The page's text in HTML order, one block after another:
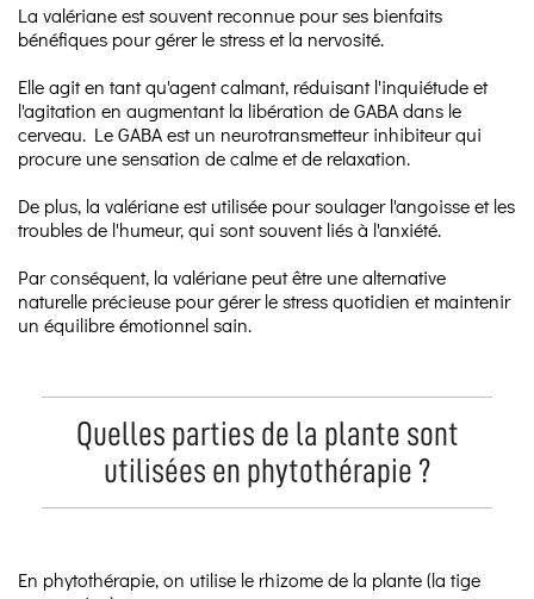
La valériane est souvent reconnue pour ses bienfaits
bénéfiques pour gérer le stress et la nervosité.
Elle agit en tant qu'agent calmant, réduisant l'inquiétude et
l'agitation en augmentant la libération de GABA dans le
cerveau. Le GABA est un neurotransmetteur inhibiteur qui
procure une sensation de calme et de relaxation.
De plus, la valériane est utilisée pour soulager l'angoisse et les
troubles de l'humeur, qui sont souvent liés à l'anxiété.
Par conséquent, la valériane peut être une alternative
naturelle précieuse pour gérer le stress quotidien et maintenir
un équilibre émotionnel sain.
Quelles parties de la plante sont
utilisées en phytothérapie ?
En phytothérapie, on utilise le rhizome de la plante (la tige